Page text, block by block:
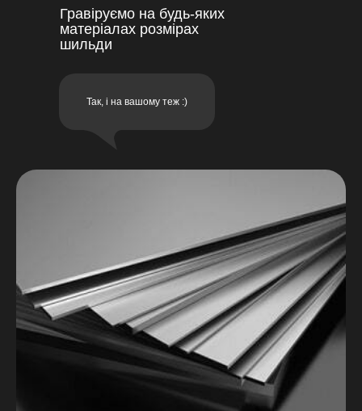
Гравіруємо на будь-яких
матеріалах розмірах
шильди
Так, і на вашому теж :)